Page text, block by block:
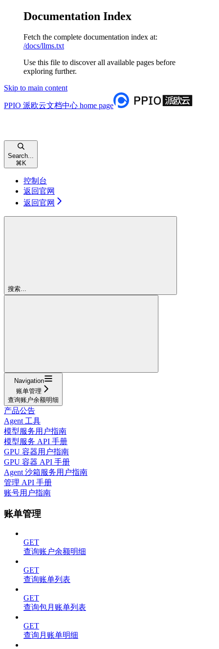
Documentation Index
Fetch the complete documentation index at:
/docs/llms.txt
Use this file to discover all available pages before
exploring further.
Skip to main content
PPIO 派欧云文档中心 home page
Search...
⌘ K
控制台
返回官网
返回官网
搜索...
Navigation
账单管理
查询账户余额明细
产品公告
Agent 工具
模型服务用户指南
模型服务 API 手册
GPU 容器用户指南
GPU 容器 API 手册
Agent 沙箱服务用户指南
管理 API 手册
账号用户指南
账单管理
GET
查询账户余额明细
GET
查询账单列表
GET
查询包月账单列表
GET
查询月账单明细